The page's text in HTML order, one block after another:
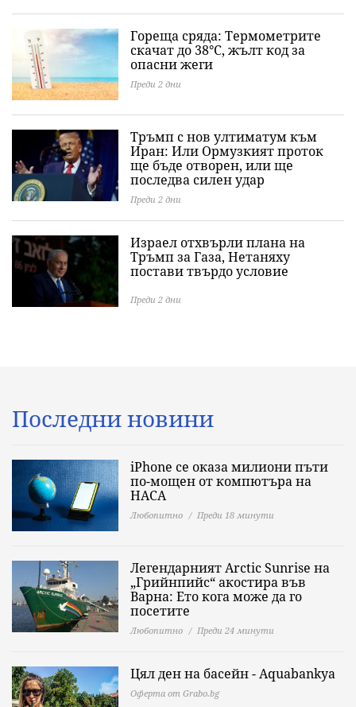
Гореща сряда: Термометрите
скачат до 38°C, жълт код за
опасни жеги
Преди 2 дни
Тръмп с нов ултиматум към
Иран: Или Ормузкият проток
ще бъде отворен, или ще
последва силен удар
Преди 2 дни
Израел отхвърли плана на
Тръмп за Газа, Нетаняху
постави твърдо условие
Преди 2 дни
Последни новини
iPhone се оказа милиони пъти
по-мощен от компютъра на
НАСА
Любопитно Преди 18 минути
Легендарният Arctic Sunrise на
„Грийнпийс“ акостира във
Варна: Ето кога може да го
посетите
Любопитно Преди 24 минути
Цял ден на басейн - Aquabankya
Оферта от Grabo.bg